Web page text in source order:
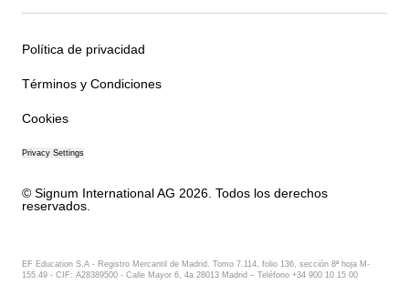
Política de privacidad
Términos y Condiciones
Cookies
Privacy Settings
© Signum International AG 2026. Todos los derechos
reservados.
EF Education S.A - Registro Mercantil de Madrid. Tomo 7.114, folio 136, sección 8ª hoja M-
155.49 - CIF: A28389500 - Calle Mayor 6, 4a 28013 Madrid – Teléfono +34 900 10 15 00